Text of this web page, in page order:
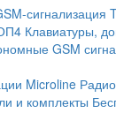
сигнализация
Клавиатуры,
GSM
Microline
и комплекты